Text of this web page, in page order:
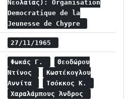
Νεολαίας): Organisation
Democratique de la
Jeunesse de Chypre
27/11/1965
Φωκάς Γ.
Θεοδώρου
Ντίνος
Κωστέκογλου
Αννίτα
Τσόκκος Κ.
Χαραλάμπους Άνδρος